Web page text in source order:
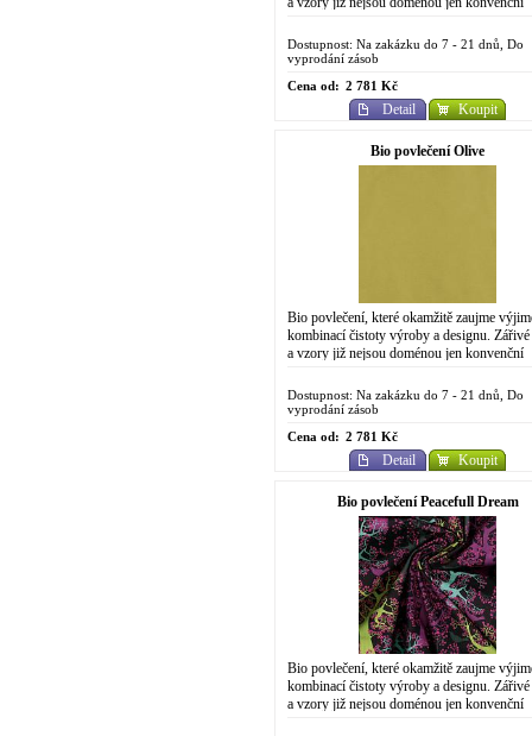
propracovaného...
Dostupnost: Na zakázku do 7 - 21 dnů, Do
vyprodání zásob
Cena od: 2 781 Kč
Detail Koupit
Bio povlečení Olive
Bio povlečení, které okamžitě zaujme
kombinací čistoty výroby a designu.
a vzory již nejsou doménou jen konvenční
Dostupnost: Na zakázku do 7 - 21 dnů, Do
vyprodání zásob
Cena od: 2 781 Kč
Detail Koupit
Bio povlečení Peacefull Dream
Bio povlečení, které okamžitě zaujme
kombinací čistoty výroby a designu.
a vzory již nejsou doménou jen konvenční